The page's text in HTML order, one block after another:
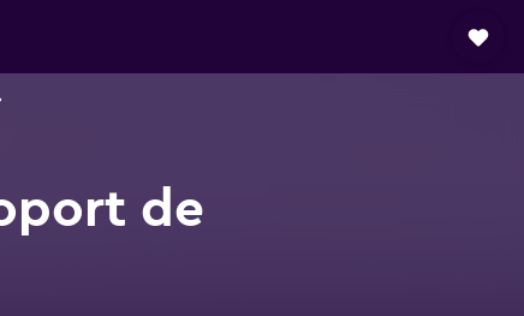
de